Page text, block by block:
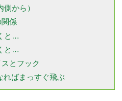
から）
関係
と…
と…
とフック
ればまっすぐ飛ぶ